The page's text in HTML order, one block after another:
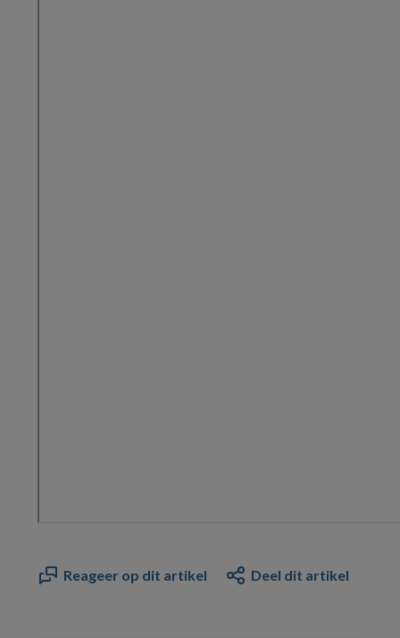
Reageer op dit artikel Deel dit artikel